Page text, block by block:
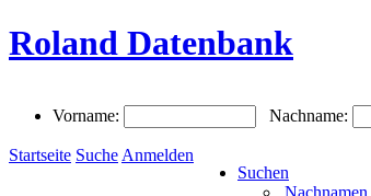
Roland Datenbank
Vorname: Nachname:
Startseite Suche Anmelden
Suchen
Nachnamen